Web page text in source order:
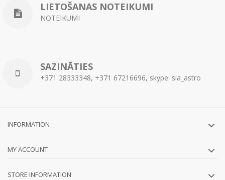
LIETOŠANAS NOTEIKUMI
NOTEIKUMI
SAZINĀTIES
+371 28333348, +371 67216696, skype: sia_astro
INFORMATION
MY ACCOUNT
STORE INFORMATION